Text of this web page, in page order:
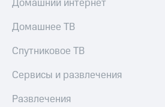
Домашнее ТВ
Спутниковое ТВ
Сервисы и развлечения
Развлечения